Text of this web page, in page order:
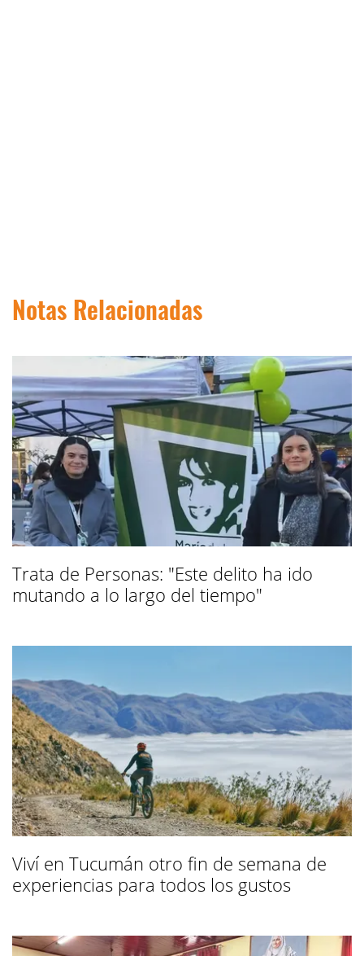
Notas Relacionadas
Trata de Personas: "Este delito ha ido
mutando a lo largo del tiempo"
Viví en Tucumán otro fin de semana de
experiencias para todos los gustos